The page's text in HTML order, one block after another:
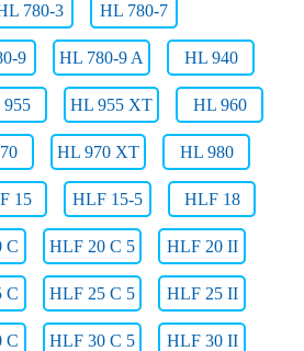
780-3 HL 780-7
9 HL 780-9 A HL 940
HL 955 XT HL 960
HL 970 XT HL 980
15 HLF 15-5 HLF 18
C HLF 20 C 5 HLF 20 II
C HLF 25 C 5 HLF 25 II
C HLF 30 C 5 HLF 30 II